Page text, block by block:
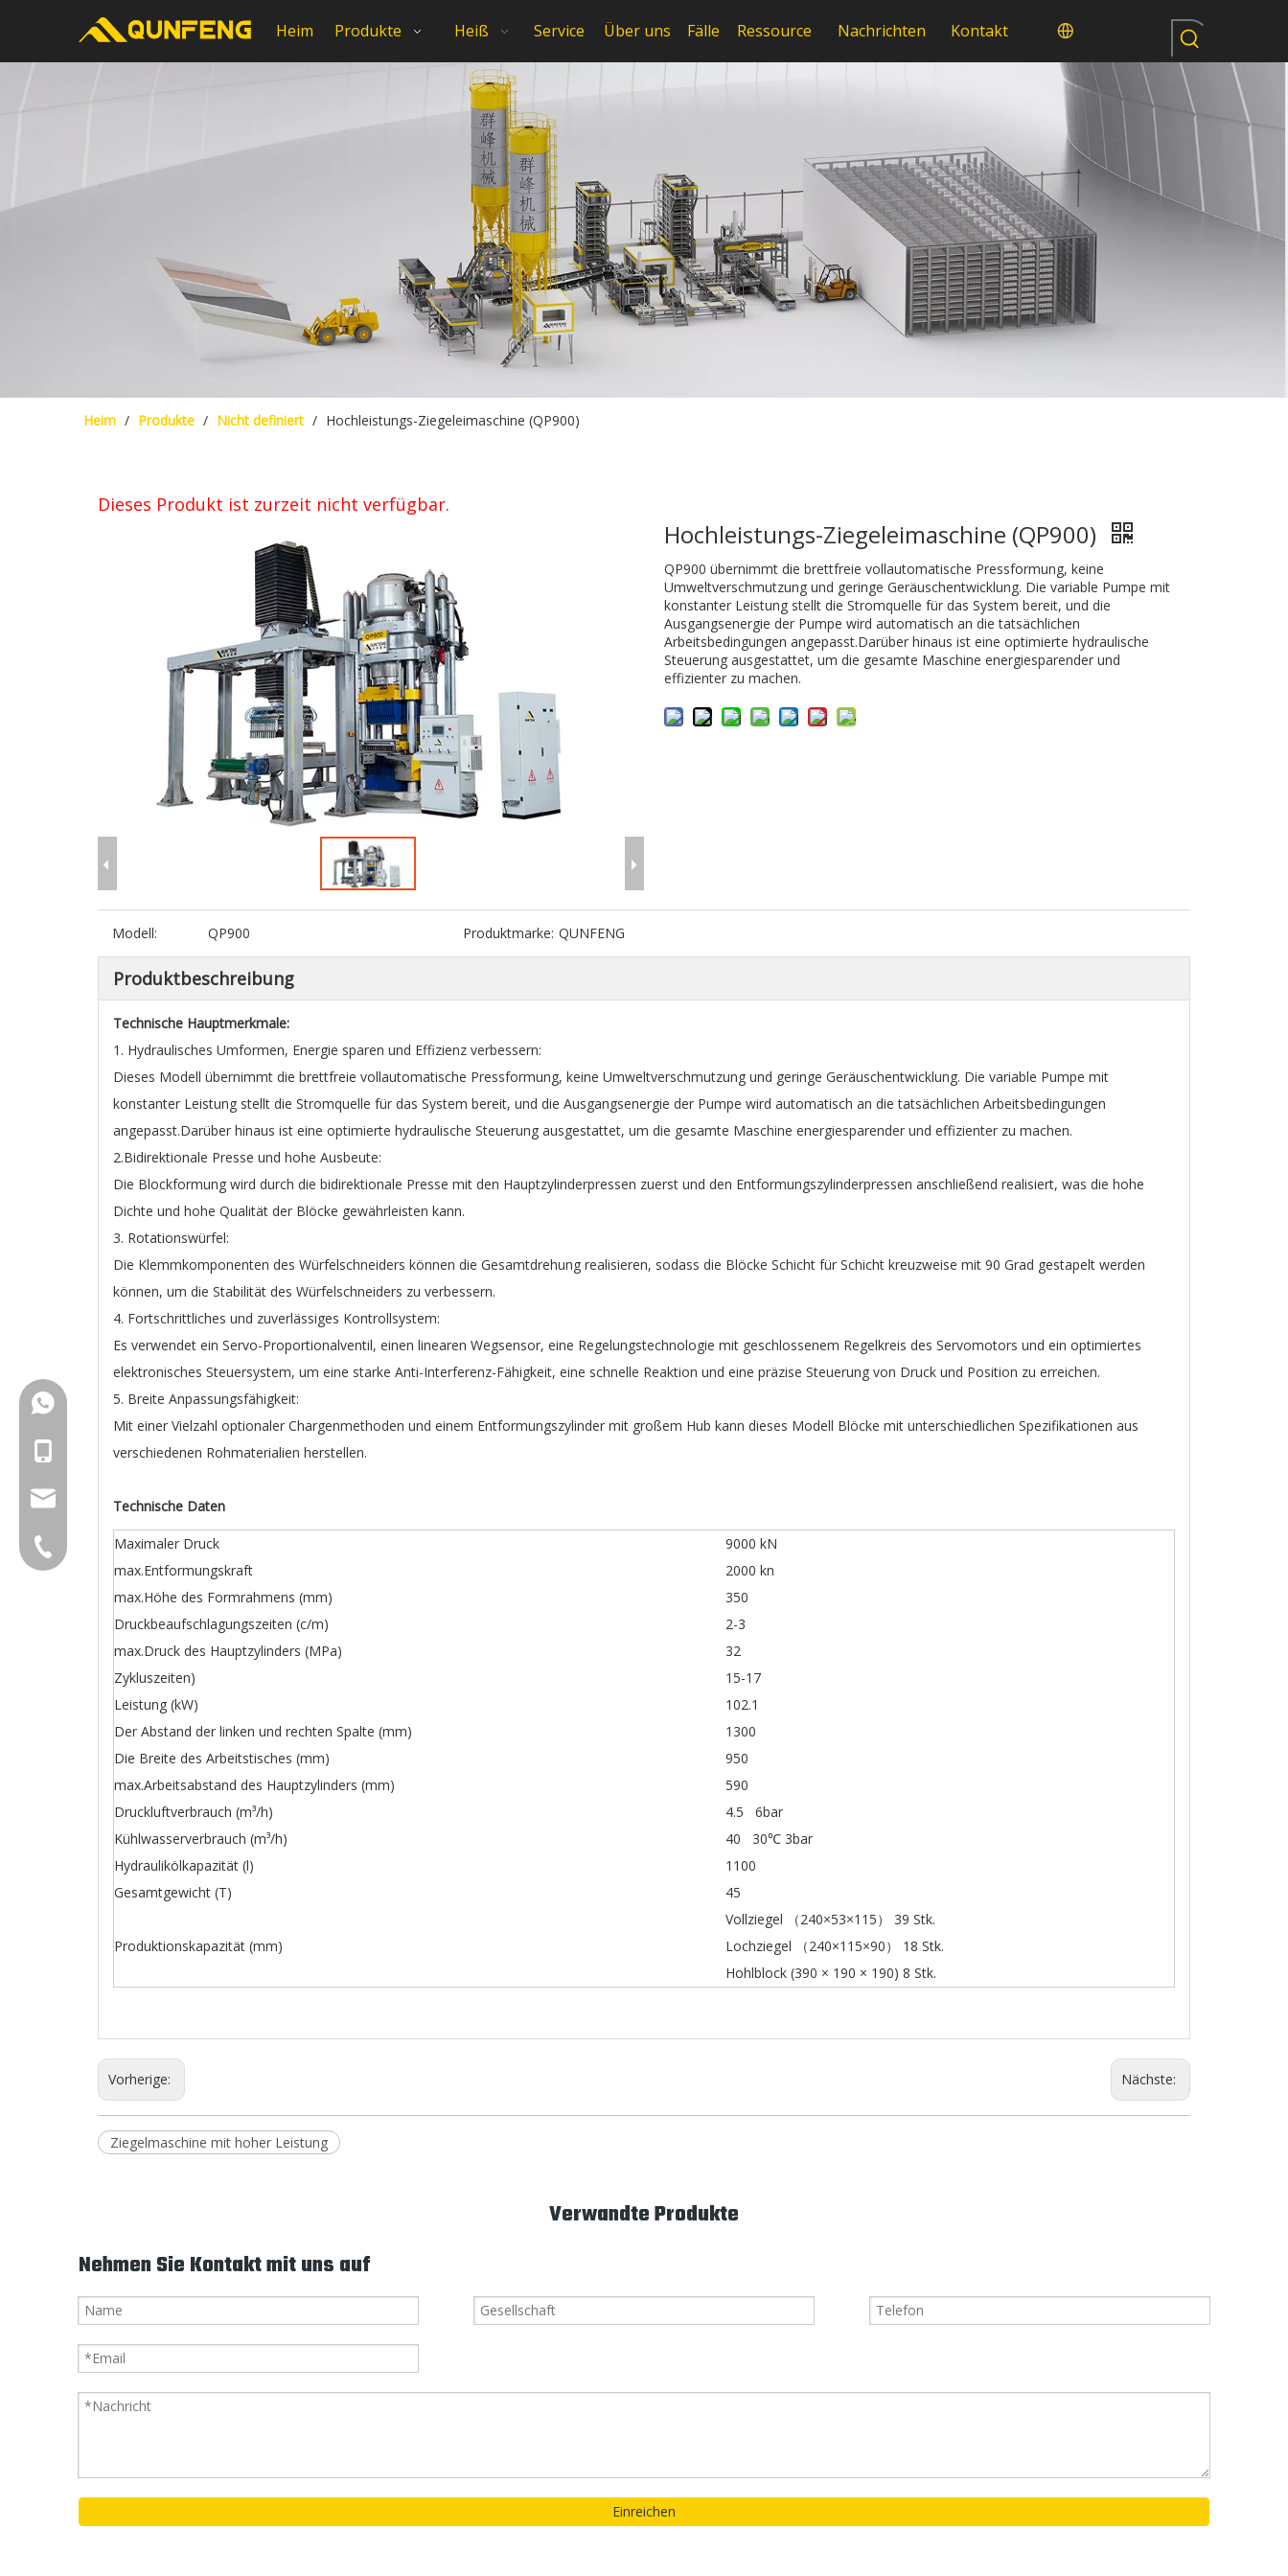
Heim Produkte Heiß Service Über uns Fälle Ressource Nachrichten Kontakt
Heim / Produkte / Nicht definiert / Hochleistungs-Ziegeleimaschine (QP900)
Dieses Produkt ist zurzeit nicht verfügbar.
Hochleistungs-Ziegeleimaschine (QP900)
QP900 übernimmt die brettfreie vollautomatische Pressformung, keine
Umweltverschmutzung und geringe Geräuschentwicklung. Die variable Pumpe mit
konstanter Leistung stellt die Stromquelle für das System bereit, und die
Ausgangsenergie der Pumpe wird automatisch an die tatsächlichen
Arbeitsbedingungen angepasst.Darüber hinaus ist eine optimierte hydraulische
Steuerung ausgestattet, um die gesamte Maschine energiesparender und
effizienter zu machen.
Modell: QP900 Produktmarke: QUNFENG
Produktbeschreibung
Technische Hauptmerkmale:
1. Hydraulisches Umformen, Energie sparen und Effizienz verbessern:
Dieses Modell übernimmt die brettfreie vollautomatische Pressformung, keine Umweltverschmutzung und geringe Geräuschentwicklung. Die variable Pumpe mit
konstanter Leistung stellt die Stromquelle für das System bereit, und die Ausgangsenergie der Pumpe wird automatisch an die tatsächlichen Arbeitsbedingungen
angepasst.Darüber hinaus ist eine optimierte hydraulische Steuerung ausgestattet, um die gesamte Maschine energiesparender und effizienter zu machen.
2.Bidirektionale Presse und hohe Ausbeute:
Die Blockformung wird durch die bidirektionale Presse mit den Hauptzylinderpressen zuerst und den Entformungszylinderpressen anschließend realisiert, was die hohe
Dichte und hohe Qualität der Blöcke gewährleisten kann.
3. Rotationswürfel:
Die Klemmkomponenten des Würfelschneiders können die Gesamtdrehung realisieren, sodass die Blöcke Schicht für Schicht kreuzweise mit 90 Grad gestapelt werden
können, um die Stabilität des Würfelschneiders zu verbessern.
4. Fortschrittliches und zuverlässiges Kontrollsystem:
Es verwendet ein Servo-Proportionalventil, einen linearen Wegsensor, eine Regelungstechnologie mit geschlossenem Regelkreis des Servomotors und ein optimiertes
elektronisches Steuersystem, um eine starke Anti-Interferenz-Fähigkeit, eine schnelle Reaktion und eine präzise Steuerung von Druck und Position zu erreichen.
5. Breite Anpassungsfähigkeit:
Mit einer Vielzahl optionaler Chargenmethoden und einem Entformungszylinder mit großem Hub kann dieses Modell Blöcke mit unterschiedlichen Spezifikationen aus
verschiedenen Rohmaterialien herstellen.
Technische Daten
Maximaler Druck
9000 kN
max.Entformungskraft
2000 kn
max.Höhe des Formrahmens (mm)
350
Druckbeaufschlagungszeiten (c/m)
2-3
max.Druck des Hauptzylinders (MPa)
32
Zykluszeiten)
15-17
Leistung (kW)
102.1
Der Abstand der linken und rechten Spalte (mm)
1300
Die Breite des Arbeitstisches (mm)
950
max.Arbeitsabstand des Hauptzylinders (mm)
590
Druckluftverbrauch (m³/h)
4.5 6bar
Kühlwasserverbrauch (m³/h)
40 30℃ 3bar
Hydraulikölkapazität (l)
1100
Gesamtgewicht (T)
45
Produktionskapazität (mm)
Vollziegel （240×53×115） 39 Stk.
Lochziegel （240×115×90） 18 Stk.
Hohlblock (390 × 190 × 190) 8 Stk.
Vorherige: Nächste:
Ziegelmaschine mit hoher Leistung
Verwandte Produkte
Nehmen Sie Kontakt mit uns auf
Einreichen
+86-18150503129
+86-18150503129
group@qunfeng.com
+86-595 22356782